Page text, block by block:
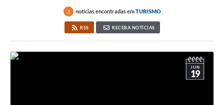
3 notícias encontradas emTURISMO
RSS RECEBA NOTÍCIAS
JUN
19